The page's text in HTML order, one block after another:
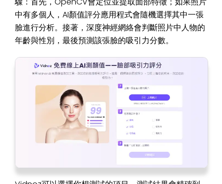
中有多個人，AI顏值評分應用程式會隨機選擇其中一張
臉進行分析。接著，深度神經網絡會判斷照片中人物的
年齡與性別，最後預測該張臉的吸引力分數。